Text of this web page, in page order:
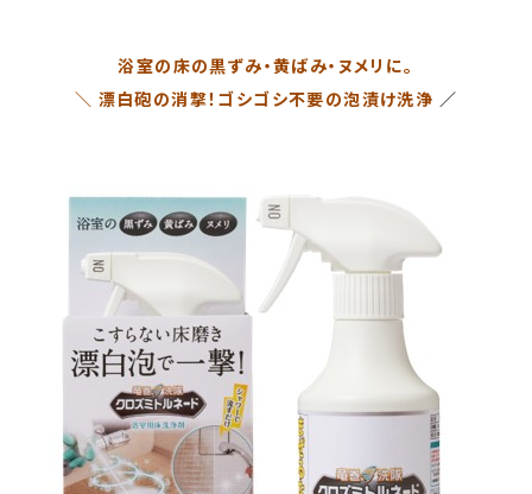
浴室の床の黒ずみ・黄ばみ・ヌメリに。
＼ 漂白砲の消撃！ゴシゴシ不要の泡漬け洗浄 ／